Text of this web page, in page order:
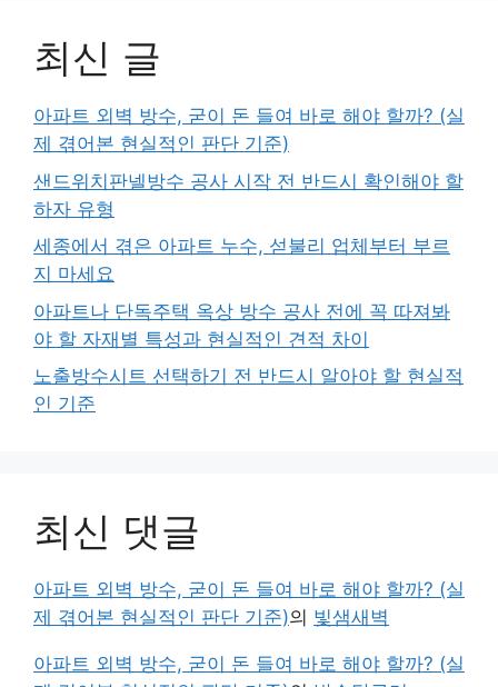
최신 글
아파트 외벽 방수, 굳이 돈 들여 바로 해야 할까? (실
제 겪어본 현실적인 판단 기준)
샌드위치판넬방수 공사 시작 전 반드시 확인해야 할
하자 유형
세종에서 겪은 아파트 누수, 섣불리 업체부터 부르
지 마세요
아파트나 단독주택 옥상 방수 공사 전에 꼭 따져봐
야 할 자재별 특성과 현실적인 견적 차이
노출방수시트 선택하기 전 반드시 알아야 할 현실적
인 기준
최신 댓글
아파트 외벽 방수, 굳이 돈 들여 바로 해야 할까? (실
제 겪어본 현실적인 판단 기준)의 빛샘새벽
아파트 외벽 방수, 굳이 돈 들여 바로 해야 할까? (실